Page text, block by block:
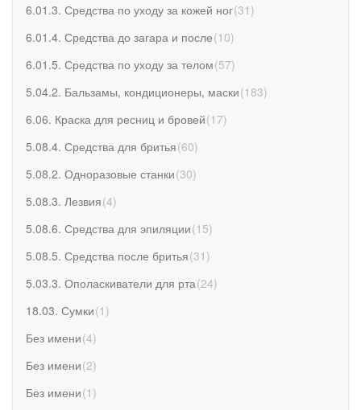
6.01.3. Средства по уходу за кожей ног(31 )
6.01.4. Средства до загара и после(10)
6.01.5. Средства по уходу за телом(57)
5.04.2. Бальзамы, кондиционеры, маски(183)
6.06. Краска для ресниц и бровей(17)
5.08.4. Средства для бритья(60)
5.08.2. Одноразовые станки(30)
5.08.3. Лезвия(4)
5.08.6. Средства для эпиляции(15)
5.08.5. Средства после бритья(31 )
5.03.3. Ополаскиватели для рта(24)
18.03. Сумки(1 )
Без имени(4)
Без имени(2)
Без имени(1 )